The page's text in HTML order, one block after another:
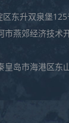
东升双泉堡125
市燕郊经济技术
皇岛市海港区东